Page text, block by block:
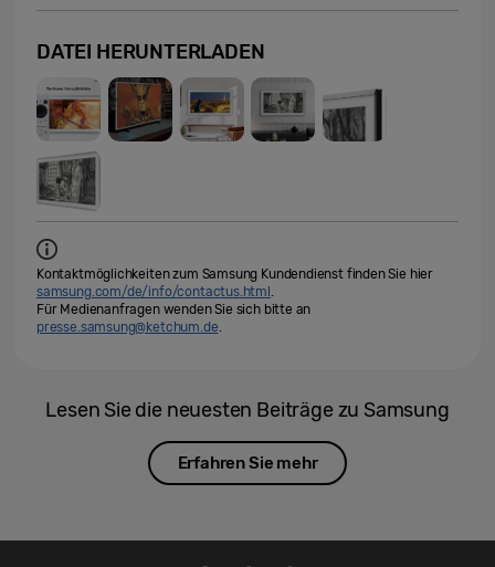
DATEI HERUNTERLADEN
Kontaktmöglichkeiten zum Samsung Kundendienst finden Sie hier
samsung.com/de/info/contactus.html .
Für Medienanfragen wenden Sie sich bitte an
presse.samsung@ketchum.de.
Lesen Sie die neuesten Beiträge zu Samsung
Erfahren Sie mehr